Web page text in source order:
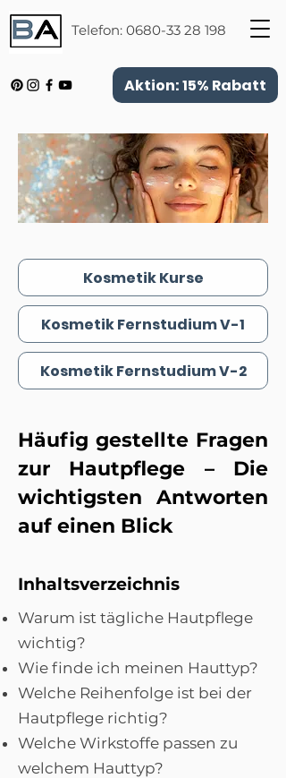
Telefon: 0680-33 28 198
Aktion: 15% Rabatt
Kosmetik Kurse
Kosmetik Fernstudium V-1
Kosmetik Fernstudium V-2
Häufig gestellte Fragen
zur Hautpflege – Die
wichtigsten Antworten
auf einen Blick
Inhaltsverzeichnis
Warum ist tägliche Hautpflege
wichtig?
Wie finde ich meinen Hauttyp?
Welche Reihenfolge ist bei der
Hautpflege richtig?
Welche Wirkstoffe passen zu
welchem Hauttyp?